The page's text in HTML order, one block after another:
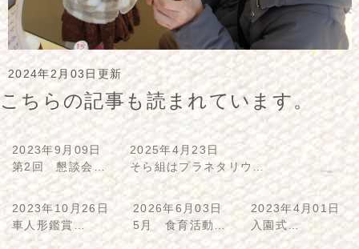
2024年2月03日更新
こちらの記事も読まれています。
2023年9月09日
第2回 懇談会…
2025年4月23日
そら組はプラネタリウ…
2023年10月26日
車人形鑑賞…
2026年6月03日
5月 食育活動…
2023年4月01日
入園式…